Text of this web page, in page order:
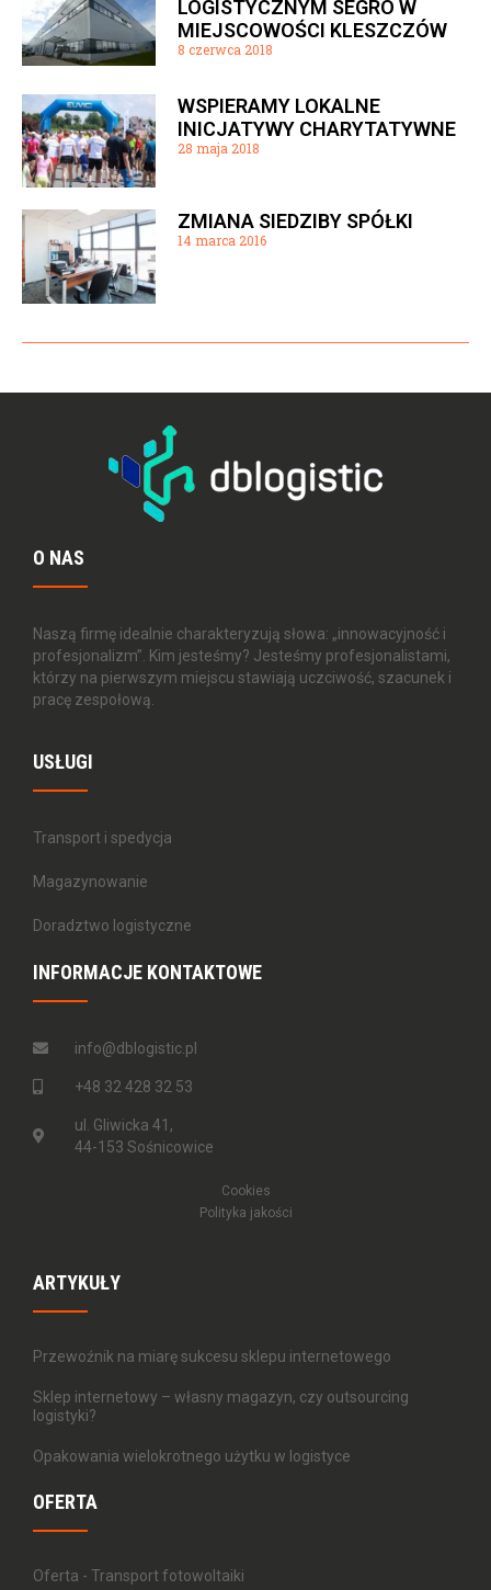
LOGISTYCZNYM SEGRO W
MIEJSCOWOŚCI KLESZCZÓW
8 czerwca 2018
WSPIERAMY LOKALNE
INICJATYWY CHARYTATYWNE
28 maja 2018
ZMIANA SIEDZIBY SPÓŁKI
14 marca 2016
O NAS
Naszą firmę idealnie charakteryzują słowa: „innowacyjność i
profesjonalizm”. Kim jesteśmy? Jesteśmy profesjonalistami,
którzy na pierwszym miejscu stawiają uczciwość, szacunek i
pracę zespołową.
USŁUGI
Transport i spedycja
Magazynowanie
Doradztwo logistyczne
INFORMACJE KONTAKTOWE
info@dblogistic.pl
+48 32 428 32 53
ul. Gliwicka 41,
44-153 Sośnicowice
Cookies
Polityka jakości
ARTYKUŁY
Przewoźnik na miarę sukcesu sklepu internetowego
Sklep internetowy – własny magazyn, czy outsourcing
logistyki?
Opakowania wielokrotnego użytku w logistyce
OFERTA
Oferta - Transport fotowoltaiki